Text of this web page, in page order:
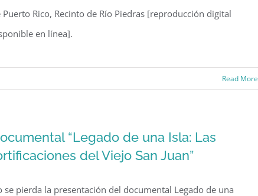
Puerto Rico, Recinto de Río Piedras [reproducción digital
en línea].
Read More
“Legado de una Isla: Las
del Viejo San Juan”
se pierda la presentación del documental Legado de una